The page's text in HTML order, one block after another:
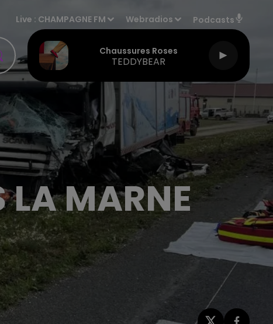
Live : CHAMPAGNE FM Webradios Podcasts
Chaussures Roses
TEDDYBEAR
LA MARNE